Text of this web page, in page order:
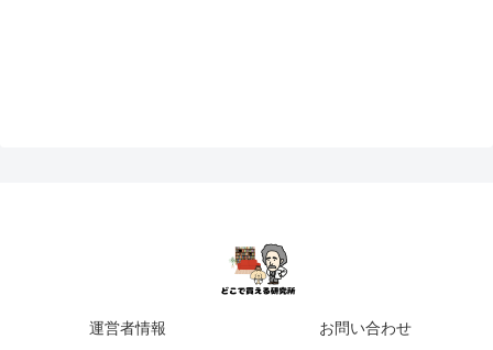
運営者情報 お問い合わせ